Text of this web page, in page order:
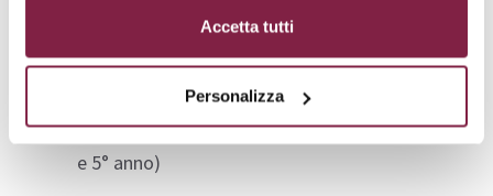
Accetta tutti
Personalizza
LICEO MUSICALE E COREUTICO – sezione
LICEO MUSICALE E COREUTICO – sezione
Coreutica–Laboratorio coreografico(2° biennio
e 5° anno)